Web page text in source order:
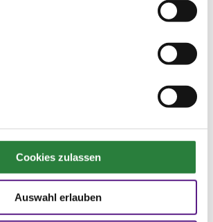
Cookies zulassen
Auswahl erlauben
DPF
DPF